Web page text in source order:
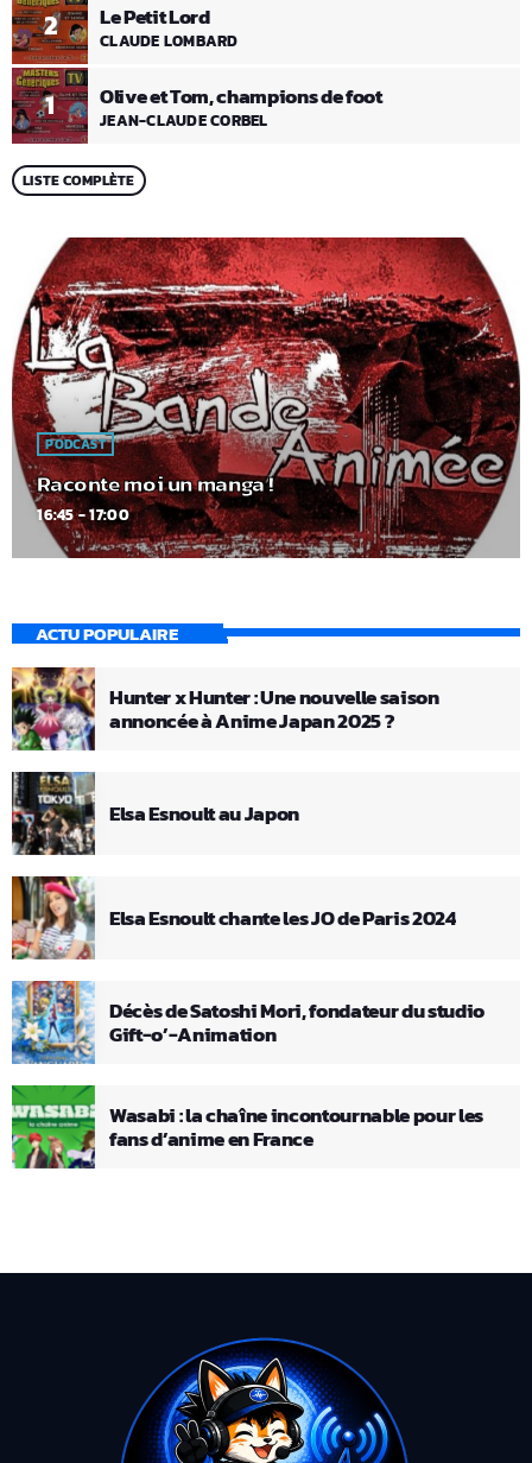
1 Olive et Tom, champions de foot
JEAN-CLAUDE CORBEL
2 Le Petit Lord
CLAUDE LOMBARD
LISTE COMPLÈTE
PODCAST
Raconte moi un manga !
16:45 - 17:00
ACTU POPULAIRE
Hunter x Hunter : Une nouvelle saison
annoncée à Anime Japan 2025 ?
Elsa Esnoult au Japon
Elsa Esnoult chante les JO de Paris 2024
Décès de Satoshi Mori, fondateur du studio
Gift-o’-Animation
Wasabi : la chaîne incontournable pour les
fans d’anime en France